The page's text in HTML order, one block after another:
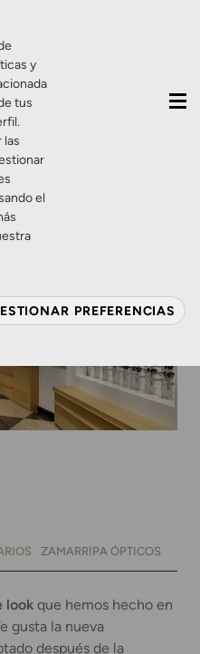
ZAMARRIPA ÓPTICOS
look que hemos hecho en
gusta la nueva
después de la
y
tus
las
el
PREFERENCIAS